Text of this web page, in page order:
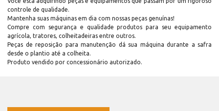
controle de qualidade.
Mantenha suas máquinas em dia com nossas peças genuínas!
Compre com segurança e qualidade produtos para seu equipamento
agrícola, tratores, colheitadeiras entre outros.
Peças de reposição para manutenção dá sua máquina durante a safra
desde o plantio até a colheita.
Produto vendido por concessionário autorizado.